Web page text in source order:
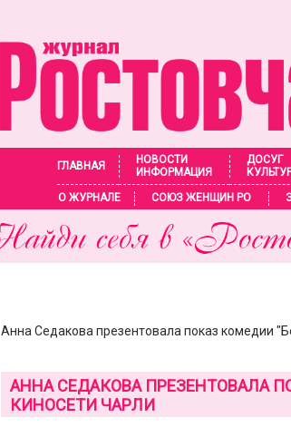
ГЛАВНАЯ
НОВОСТИ
ИНФОРМАЦИЯ
ДОСУГ
О ЖУРНАЛЕ
СОЮЗ ЖЕНЩИН РО
Анна Седакова презентовала показ комедии
АННА СЕДАКОВА ПРЕЗЕНТОВАЛА
КИНОСЕТИ ЧАРЛИ